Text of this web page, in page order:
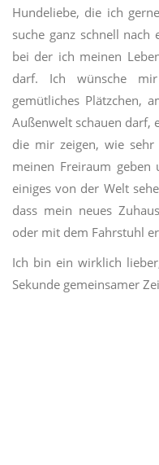
Hundeliebe, die ich
suche ganz schnell nach
bei der ich meinen
darf. Ich wünsche
gemütliches Plätzchen,
Außenwelt schauen darf,
die mir zeigen, wie
meinen Freiraum
einiges von der Welt
dass mein neues
oder mit dem Fahrstuhl
Ich bin ein wirklich
Sekunde gemeinsamer